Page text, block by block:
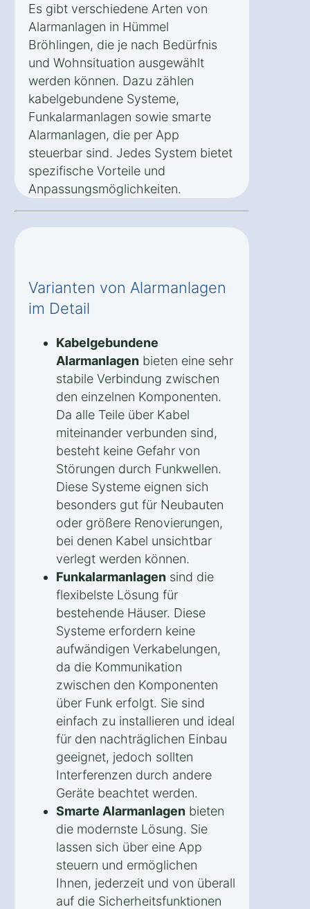
Es gibt verschiedene Arten von
Alarmanlagen in Hümmel
Bröhlingen, die je nach Bedürfnis
und Wohnsituation ausgewählt
werden können. Dazu zählen
kabelgebundene Systeme,
Funkalarmanlagen sowie smarte
Alarmanlagen, die per App
steuerbar sind. Jedes System bietet
spezifische Vorteile und
Anpassungsmöglichkeiten.
Varianten von Alarmanlagen
im Detail
Kabelgebundene
Alarmanlagen bieten eine sehr
stabile Verbindung zwischen
den einzelnen Komponenten.
Da alle Teile über Kabel
miteinander verbunden sind,
besteht keine Gefahr von
Störungen durch Funkwellen.
Diese Systeme eignen sich
besonders gut für Neubauten
oder größere Renovierungen,
bei denen Kabel unsichtbar
verlegt werden können.
Funkalarmanlagen sind die
flexibelste Lösung für
bestehende Häuser. Diese
Systeme erfordern keine
aufwändigen Verkabelungen,
da die Kommunikation
zwischen den Komponenten
über Funk erfolgt. Sie sind
einfach zu installieren und ideal
für den nachträglichen Einbau
geeignet, jedoch sollten
Interferenzen durch andere
Geräte beachtet werden.
Smarte Alarmanlagen bieten
die modernste Lösung. Sie
lassen sich über eine App
steuern und ermöglichen
Ihnen, jederzeit und von überall
auf die Sicherheitsfunktionen